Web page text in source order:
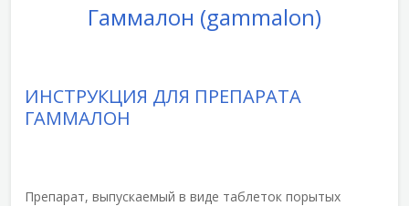
Гаммалон (gammalon)
ИНСТРУКЦИЯ ДЛЯ ПРЕПАРАТА
ГАММАЛОН
Препарат, выпускаемый в виде таблеток порытых